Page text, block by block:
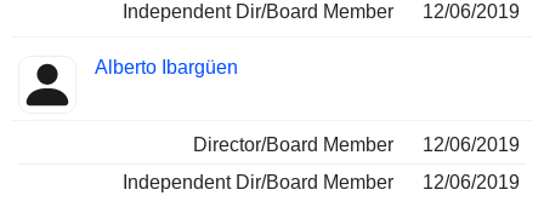
Independent Dir/Board Member
12/06/2019
Alberto Ibargüen
Director/Board Member
12/06/2019
Independent Dir/Board Member
12/06/2019